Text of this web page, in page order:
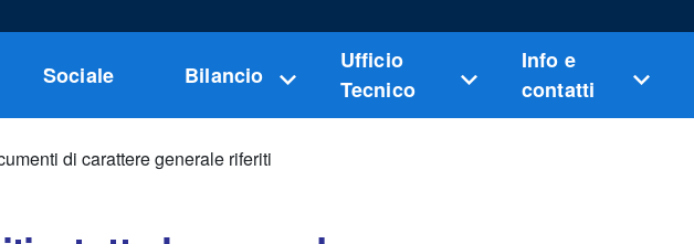
Sociale Bilancio
Ufficio
Tecnico
Info e
contatti
di carattere generale riferiti